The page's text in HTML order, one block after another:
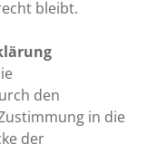
bleibt.
den
in die
der